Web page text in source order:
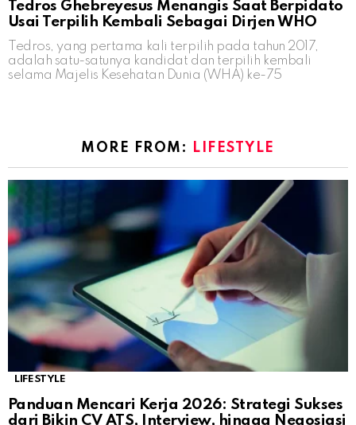
Tedros Ghebreyesus Menangis Saat Berpidato
Usai Terpilih Kembali Sebagai Dirjen WHO
Tedros, yang pertama kali terpilih pada tahun 2017,
adalah satu-satunya kandidat dan terpilih kembali
selama Majelis Kesehatan Dunia (WHA) ke-75
MORE FROM: LIFESTYLE
LIFESTYLE
Panduan Mencari Kerja 2026: Strategi Sukses
dari Bikin CV ATS, Interview, hingga Negosiasi